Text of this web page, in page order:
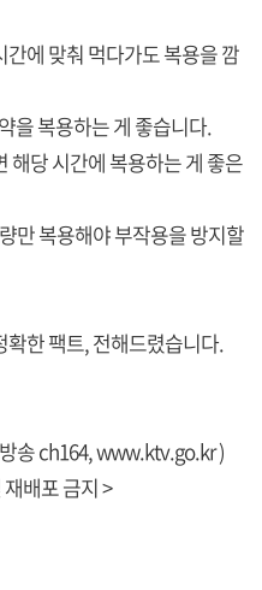
에 맞춰 먹다가도 복용을 깜
을 복용하는 게 좋습니다.
해당 시간에 복용하는 게 좋은
만 복용해야 부작용을 방지할
한 팩트, 전해드렸습니다.
송 ch164,www.ktv.go.kr)
배포 금지 >